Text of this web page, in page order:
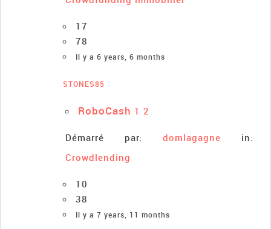
17
78
Il y a 6 years, 6 months
STONES85
RoboCash 1 2
Démarré par: domlagagne
in:
Crowdlending
10
38
Il y a 7 years, 11 months